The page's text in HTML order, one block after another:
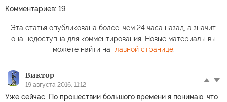
Комментариев: 19
Эта статья опубликована более, чем 24 часа назад, а значит,
она недоступна для комментирования. Новые материалы вы
можете найти на главной странице.
Виктор
19 августа 2016, 11:12
Уже сейчас. По прошествии большого времени я понимаю, что